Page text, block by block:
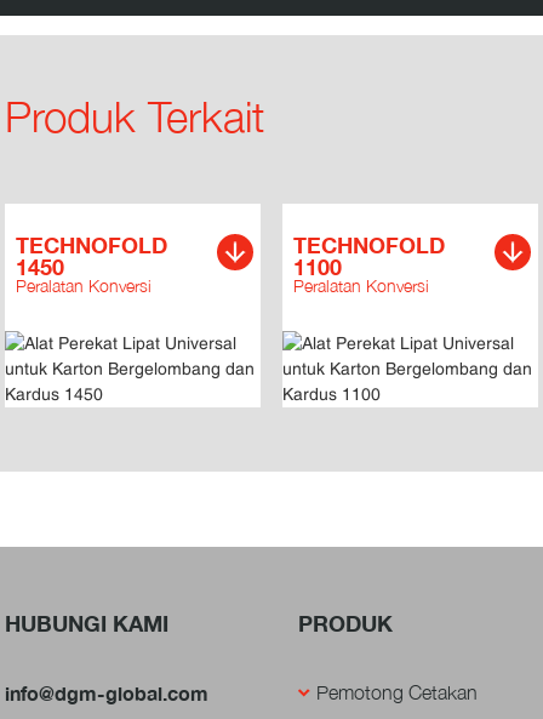
Produk Terkait
TECHNOFOLD
1450
Peralatan Konversi
TECHNOFOLD
1100
Peralatan Konversi
HUBUNGI KAMI
info@dgm-global.com
PRODUK
Pemotong Cetakan